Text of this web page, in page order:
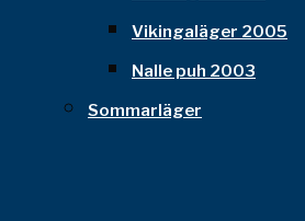
Vikingaläger 2005
Nalle puh 2003
Sommarläger